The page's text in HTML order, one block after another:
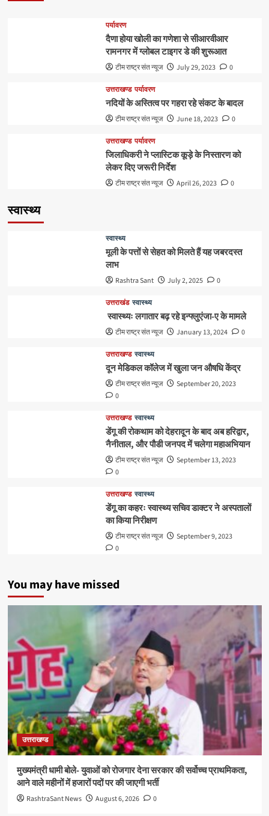
पर्यावरण
दैणा होया खोली का गणेशा से सीआरवीआर
रामनगर में ग्लोबल टाइगर डे की शुरूआत
टीम राष्ट्र संत न्यूज July 29, 2023 0
उत्तराखण्ड पर्यावरण
नदियों के अस्तित्व पर गहरा रहे संकट के बादल
टीम राष्ट्र संत न्यूज June 18, 2023 0
उत्तराखण्ड पर्यावरण
जिलाधिकरी ने प्लास्टिक कूड़े के निस्तारण को
लेकर दिए जरूरी निर्देश
टीम राष्ट्र संत न्यूज April 26, 2023 0
स्वास्थ्य
स्वास्थ्य
मूली के पत्तों से सेहत को मिलते हैं यह जबरदस्त
लाभ
Rashtra Sant July 2, 2025 0
उत्तराखंड स्वास्थ्य
स्वास्थ्यः लगातार बढ़ रहे इन्फ्लुएंजा-ए के मामले
टीम राष्ट्र संत न्यूज January 13, 2024 0
उत्तराखण्ड स्वास्थ्य
दून मेडिकल कॉलेज में खुला जन औषधि केंद्र
टीम राष्ट्र संत न्यूज
September 20, 2023
0
उत्तराखण्ड स्वास्थ्य
डेंगू की रोकथाम को देहरादून के बाद अब हरिद्वार,
नैनीताल, और पौडी जनपद में चलेगा महाअभियान
टीम राष्ट्र संत न्यूज
September 13, 2023
0
उत्तराखण्ड स्वास्थ्य
डेंगू का कहरः स्वास्थ्य सचिव डाक्टर ने अस्पतालों
का किया निरीक्षण
टीम राष्ट्र संत न्यूज
September 9, 2023
0
You may have missed
उत्तराखण्ड
मुख्यमंत्री धामी बोले- युवाओं को रोजगार देना सरकार की सर्वोच्च प्राथमिकता,
आने वाले महीनों में हजारों पदों पर की जाएगी भर्ती
RashtraSant News August 6, 2026 0